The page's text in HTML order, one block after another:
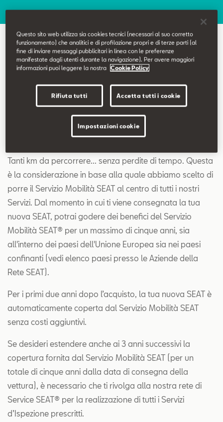
Configuratore
Servizio Mobilità
Servizio Mobilità
Tanti km da percorrere... senza perdite di tempo. Questa
è la considerazione in base alla quale abbiamo scelto di
porre il Servizio Mobilità SEAT al centro di tutti i nostri
Servizi. Dal momento in cui ti viene consegnata la tua
nuova SEAT, potrai godere dei benefici del Servizio
Mobilità SEAT® per un massimo di cinque anni, sia
all'interno dei paesi dell'Unione Europea sia nei paesi
confinanti (vedi elenco paesi presso le Aziende della
Rete SEAT).
Per i primi due anni dopo l’acquisto, la tua nuova SEAT è
automaticamente coperta dal Servizio Mobilità SEAT
senza costi aggiuntivi.
Se desideri estendere anche ai 3 anni successivi la
copertura fornita dal Servizio Mobilità SEAT (per un
totale di cinque anni dalla data di consegna della
vettura), è necessario che ti rivolga alla nostra rete di
Service SEAT® per la realizzazione di tutti i Servizi
d’Ispezione prescritti.
Questo sito web utilizza sia cookies tecnici (necessari al suo corretto
funzionamento) che analitici e di profilazione propri e di terze parti (al
fine di inviare messaggi pubblicitari in linea con le preferenze
manifestate dagli utenti durante la navigazione). Per avere maggiori
informazioni puoi leggere la nostra
Cookie Policy
Rifiuta tutti Accetta tutti i cookie
Impostazioni cookie